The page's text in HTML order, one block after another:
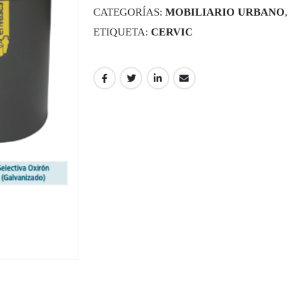
CATEGORÍAS: MOBILIARIO URBANO,
ETIQUETA: CERVIC